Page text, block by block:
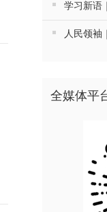
学习新语
人民领袖
全媒体平